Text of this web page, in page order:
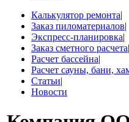
Калькулятор ремонта|
Заказ пиломатериалов|
Экспресс-планировка|
Заказ сметного расчета|
Расчет бассейна|
Расчет сауны, бани,
Статьи|
Новости